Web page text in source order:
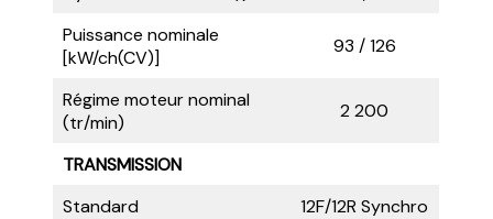
Puissance nominale
[kW/ch(CV)]
93 / 126
Régime moteur nominal
(tr/min)
2 200
TRANSMISSION
Standard
12F/12R Synchro